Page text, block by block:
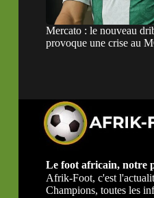
Mercato : le nouveau
provoque une crise au
Le foot africain, notre
Afrik-Foot, c'est
Champions, toutes les